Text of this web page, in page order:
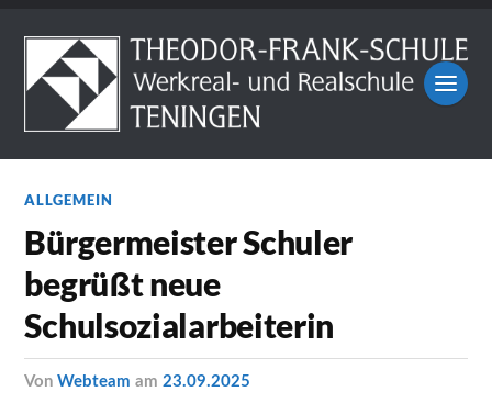
ALLGEMEIN
Bürgermeister Schuler
begrüßt neue
Schulsozialarbeiterin
vonWebteam am 23.09.2025